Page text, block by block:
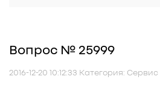
Вопрос № 25999
2016-12-20 10:12:33 Категория: Сервис